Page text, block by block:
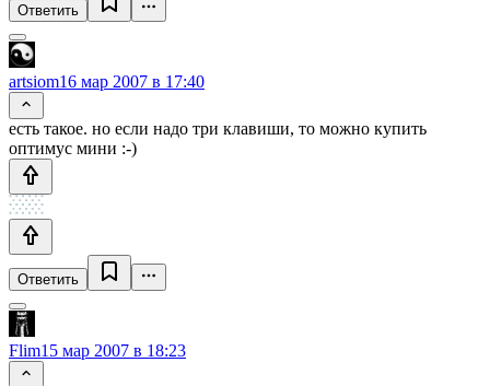
Ответить
artsiom16 мар 2007 в 17:40
есть такое. но если надо три клавиши, то можно купить
оптимус мини :-)
Ответить
Flim15 мар 2007 в 18:23